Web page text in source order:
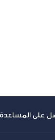
على المساعدة